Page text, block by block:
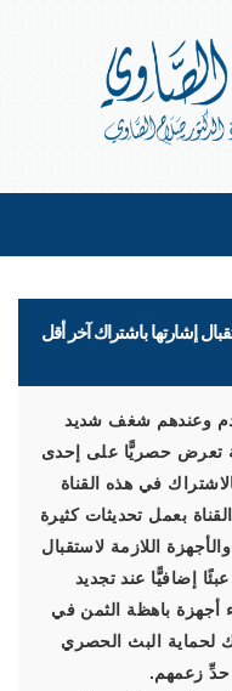
إشارتها باشتراك آخر أقل
وعندهم شغف شديد
تعرض حصريًّا على إحدى
في هذه القناة
بعمل تحديثات كثيرة
اللازمة لاستقبال
إضافيًّا عند تجديد
أجهزة باهظة الثمن في
لحماية البث الحصري
حدِّ زعمهم.